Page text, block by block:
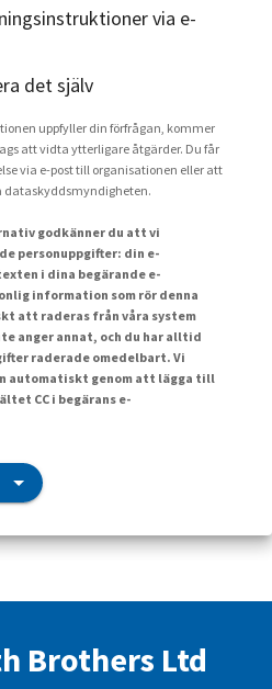
via e-
det själv
uppfyller din förfrågan, kommer
att vidta ytterligare åtgärder. Du får
via e-post till organisationen eller att
dataskyddsmyndigheten.
godkänner du att vi
personuppgifter: din e-
i dina begärande e-
information som rör denna
att raderas från våra system
anger annat, och du har alltid
raderade omedelbart. Vi
automatiskt genom att lägga till
CC i begärans e-
Brothers Ltd